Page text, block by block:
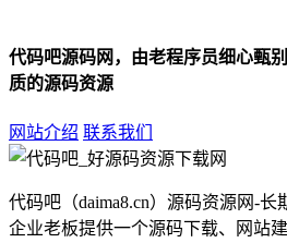
代码吧源码网，由老程序员细心甄
质的源码资源
网站介绍 联系我们
代码吧（daima8.cn）源码资源网-长
企业老板提供一个源码下载、网站